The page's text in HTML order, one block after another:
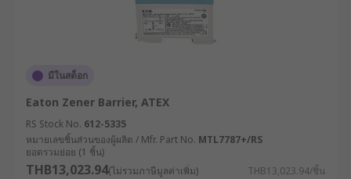
มีในสต็อก
Eaton Zener Barrier, ATEX
RS Stock No. 612-5335
หมายเลขชิ้นส่วนของผู้ผลิต / Mfr. Part No. MTL7787+/RS
ยอดรวมย่อย (1 ชิ้น)
THB13,023.94(ไม่รวมภาษีมูลค่าเพิ่ม) THB13,023.94/ชิ้น